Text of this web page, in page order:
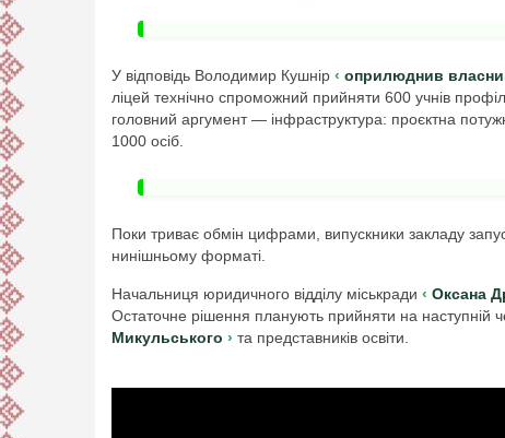
У відповідь Володимир Кушнір оприлюднив
ліцей технічно спроможний прийняти 600 учнів
головний аргумент — інфраструктура: проєктна
1000 осіб.
Поки триває обмін цифрами, випускники закладу
нинішньому форматі.
Начальниця юридичного відділу міськради Оксана
Остаточне рішення планують прийняти на наступній
Микульського
та представників освіти.